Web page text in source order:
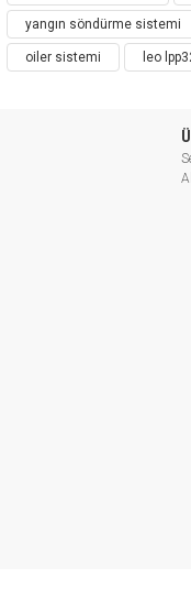
HVAC(Isıtma, Soğutma
sirkülasyonu, kazan
Su rezervi sistemi: Su
Ana boruda basınç
Maksimum işletim
yangın söndürme sistemi
oiler sistemi leo